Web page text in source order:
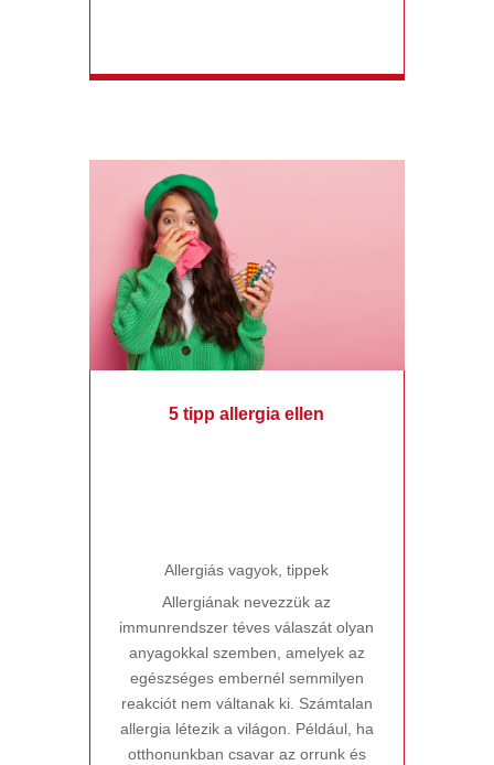
5 tipp allergia ellen
Allergiás vagyok ,tippek
Allergiának nevezzük az
immunrendszer téves válaszát olyan
anyagokkal szemben, amelyek az
egészséges embernél semmilyen
reakciót nem váltanak ki. Számtalan
allergia létezik a világon. Például, ha
otthonunkban csavar az orrunk és